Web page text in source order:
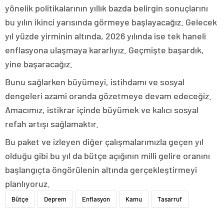
yönelik politikalarının yıllık bazda belirgin sonuçlarını
bu yılın ikinci yarısında görmeye başlayacağız. Gelecek
yıl yüzde yirminin altında, 2026 yılında ise tek haneli
enflasyona ulaşmaya kararlıyız. Geçmişte başardık,
yine başaracağız.
Bunu sağlarken büyümeyi, istihdamı ve sosyal
dengeleri azami oranda gözetmeye devam edeceğiz.
Amacımız, istikrar içinde büyümek ve kalıcı sosyal
refah artışı sağlamaktır.
Bu paket ve izleyen diğer çalışmalarımızla geçen yıl
olduğu gibi bu yıl da bütçe açığının milli gelire oranını
başlangıçta öngörülenin altında gerçekleştirmeyi
planlıyoruz.
Bütçe Deprem Enflasyon Kamu Tasarruf